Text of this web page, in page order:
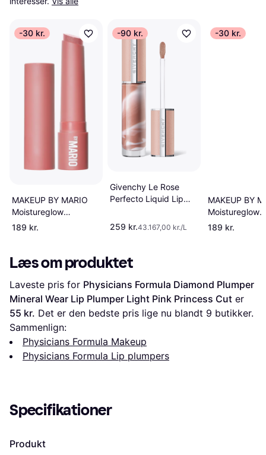
-30 kr.
MAKEUP BY MARIO
Moistureglow
Plumping Lip Serum
189 kr.
-90 kr.
Givenchy Le Rose
Perfecto Liquid Lip
259 kr.43.167,00 kr./L
-30 kr.
MAKEUP BY
Moistureglow
Plumping Lip
189 kr.
Læs om produktet
Laveste pris for Physicians Formula Diamond Plumper
Mineral Wear Lip Plumper Light Pink Princess Cut
55 kr. Det er den bedste pris lige nu blandt 9 butikker.
Sammenlign:
Physicians Formula Makeup
Physicians Formula Lip plumpers
Specifikationer
Produkt